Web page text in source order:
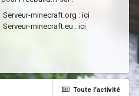
Serveur-minecraft.org : ici
Serveur-minecraft.eu : ici
Toute l’activité